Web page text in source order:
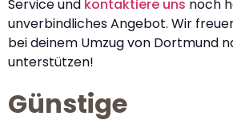
Service und kontaktiere uns noch
unverbindliches Angebot. Wir
bei deinem Umzug von Dortmund
unterstützen!
Günstige